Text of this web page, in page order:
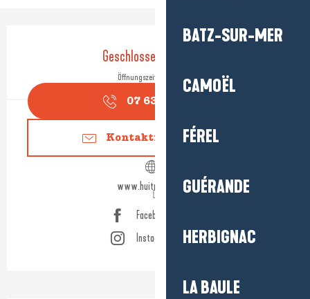
BATZ-SUR-MER
CAMOËL
FÉREL
GUÉRANDE
HERBIGNAC
LA BAULE
Öffnungszeiten & Kontaktdaten
Geschlossen für heute
Öffnungszeiten ansehen
07 63 21 08
Kontaktieren Sie uns
www.huitresjosso.fr
Facebook Seite
Instagram Seite